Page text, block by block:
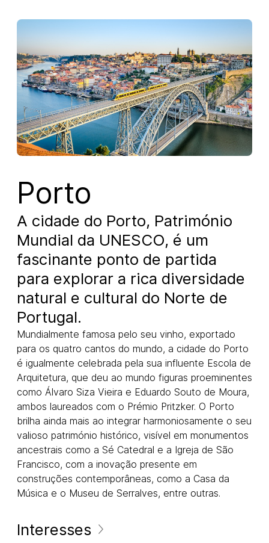
Porto
A cidade do Porto, Património
Mundial da UNESCO, é um
fascinante ponto de partida
para explorar a rica diversidade
natural e cultural do Norte de
Portugal.
Mundialmente famosa pelo seu vinho, exportado
para os quatro cantos do mundo, a cidade do Porto
é igualmente celebrada pela sua influente Escola de
Arquitetura, que deu ao mundo figuras proeminentes
como Álvaro Siza Vieira e Eduardo Souto de Moura,
ambos laureados com o Prémio Pritzker. O Porto
brilha ainda mais ao integrar harmoniosamente o seu
valioso património histórico, visível em monumentos
ancestrais como a Sé Catedral e a Igreja de São
Francisco, com a inovação presente em
construções contemporâneas, como a Casa da
Música e o Museu de Serralves, entre outras.
Interesses